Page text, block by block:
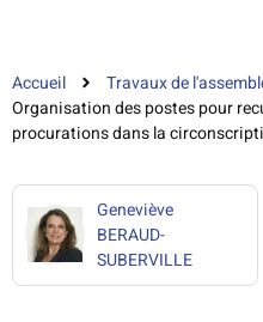
Accueil Travaux de
Organisation des postes pour
procurations dans la
Geneviève
BERAUD-
SUBERVILLE